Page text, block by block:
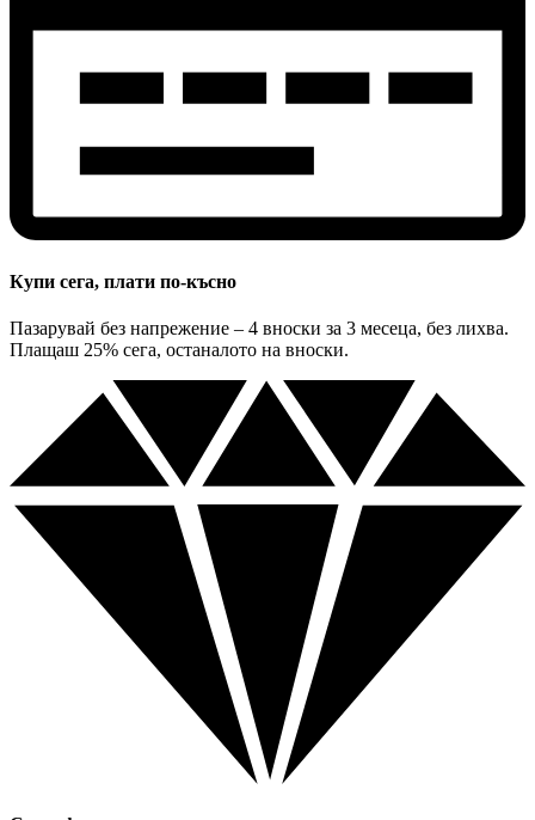
Купи сега, плати по-късно
Пазарувай без напрежение – 4 вноски за 3 месеца, без лихва.
Плащаш 25% сега, останалото на вноски.